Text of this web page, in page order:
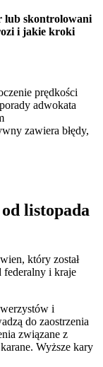
lub skontrolowani
i jakie kroki
prędkości
adwokata
zawiera błędy,
listopada
który został
federalny i kraje
i
do zaostrzenia
związane z
Wyższe kary